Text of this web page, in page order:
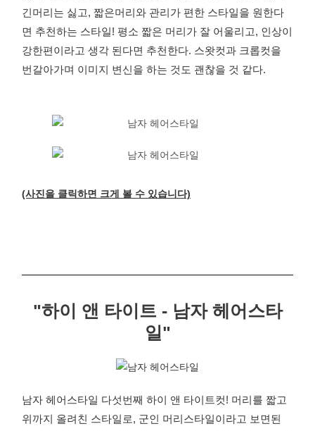
긴머리는 싫고, 짧은머리와 관리가 편한 스타일을 원한다
면 추천하는 스타일! 평소 짧은 머리가 잘 어울리고, 인상이
강한편이라고 생각 된다면 추천한다. 스왓컷과 크롭컷을
번갈아가며 이미지 변신을 하는 것도 괜찮을 것 같다.
(사진을 클릭하면 크게 볼 수 있습니다)
"하이 앤 타이트 - 남자 헤어스타
일"
남자 헤어스타일 다섯번째 하이 앤 타이트컷! 머리를 짧고
위까지 올려친 스타일로, 군인 머리스타일이라고 보면된